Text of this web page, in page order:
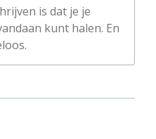
is dat je je
kunt halen. En